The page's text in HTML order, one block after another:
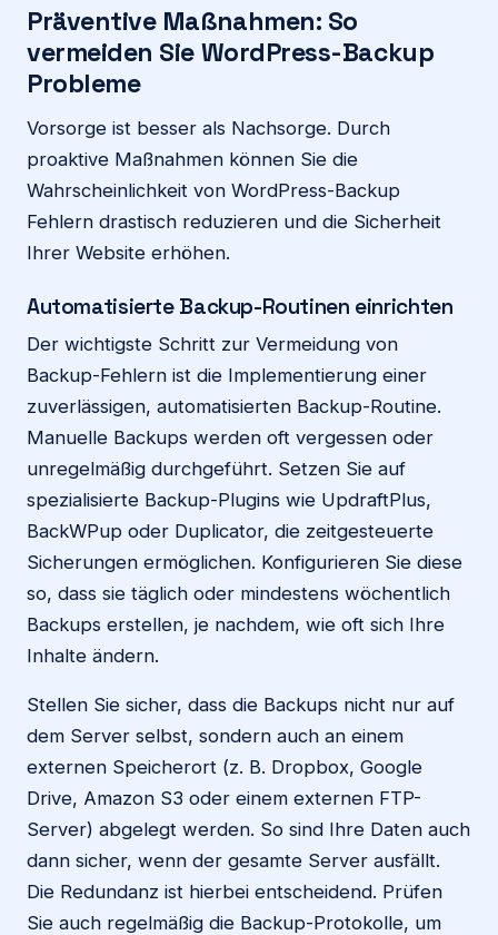
Präventive Maßnahmen: So
vermeiden Sie WordPress-Backup
Probleme
Vorsorge ist besser als Nachsorge. Durch
proaktive Maßnahmen können Sie die
Wahrscheinlichkeit von WordPress-Backup
Fehlern drastisch reduzieren und die Sicherheit
Ihrer Website erhöhen.
Automatisierte Backup-Routinen einrichten
Der wichtigste Schritt zur Vermeidung von
Backup-Fehlern ist die Implementierung einer
zuverlässigen, automatisierten Backup-Routine.
Manuelle Backups werden oft vergessen oder
unregelmäßig durchgeführt. Setzen Sie auf
spezialisierte Backup-Plugins wie UpdraftPlus,
BackWPup oder Duplicator, die zeitgesteuerte
Sicherungen ermöglichen. Konfigurieren Sie diese
so, dass sie täglich oder mindestens wöchentlich
Backups erstellen, je nachdem, wie oft sich Ihre
Inhalte ändern.
Stellen Sie sicher, dass die Backups nicht nur auf
dem Server selbst, sondern auch an einem
externen Speicherort (z. B. Dropbox, Google
Drive, Amazon S3 oder einem externen FTP-
Server) abgelegt werden. So sind Ihre Daten auch
dann sicher, wenn der gesamte Server ausfällt.
Die Redundanz ist hierbei entscheidend. Prüfen
Sie auch regelmäßig die Backup-Protokolle, um